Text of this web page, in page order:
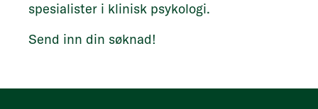
spesialister i klinisk psykologi.
Send inn din søknad!